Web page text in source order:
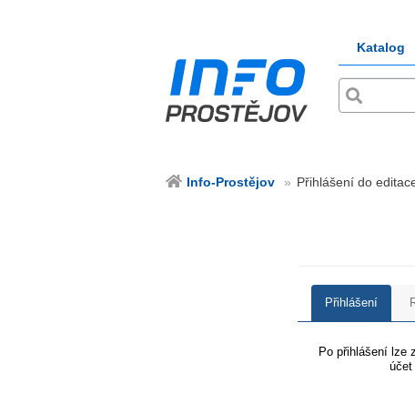
Katalog
Info-Prostějov Přihlášení do
Přihlášení
Po přihlášení lze
účet